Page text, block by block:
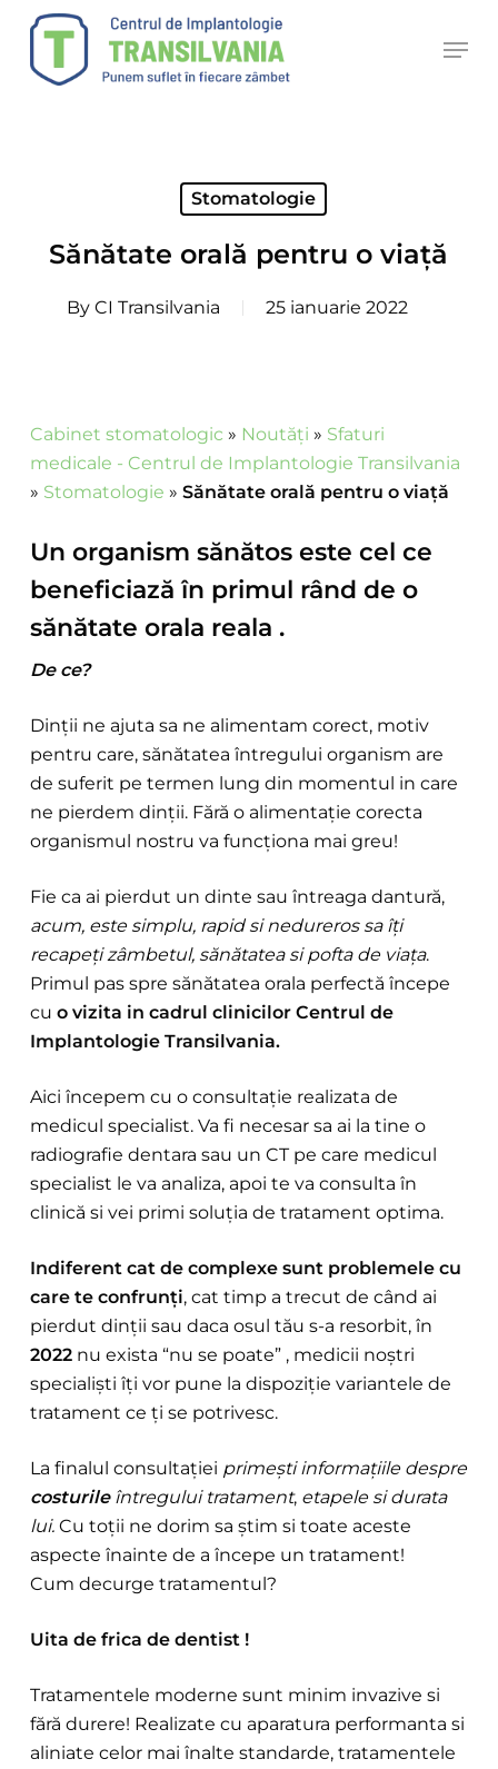
Skip
main
Stomatologie
Sănătate orală pentru o viață
By CI Transilvania 25 ianuarie 2022
Cabinet stomatologic » Noutăți » Sfaturi
medicale - Centrul de Implantologie Transilvania
» Stomatologie » Sănătate orală pentru o viață
Un organism sănătos este cel ce
beneficiază în primul rând de o
sănătate orala reala .
De ce?
Dinții ne ajuta sa ne alimentam corect, motiv
pentru care, sănătatea întregului organism are
de suferit pe termen lung din momentul in care
ne pierdem dinții. Fără o alimentație corecta
organismul nostru va funcționa mai greu!
Fie ca ai pierdut un dinte sau întreaga dantură,
acum, este simplu, rapid si nedureros sa îți
recapeți zâmbetul, sănătatea si pofta de viața.
Primul pas spre sănătatea orala perfectă începe
cu o vizita in cadrul clinicilor Centrul de
Implantologie Transilvania.
Aici începem cu o consultație realizata de
medicul specialist. Va fi necesar sa ai la tine o
radiografie dentara sau un CT pe care medicul
specialist le va analiza, apoi te va consulta în
clinică si vei primi soluția de tratament optima.
Indiferent cat de complexe sunt problemele cu
care te confrunți, cat timp a trecut de când ai
pierdut dinții sau daca osul tău s-a resorbit, în
2022nu exista “nu se poate” , medicii noștri
specialiști îți vor pune la dispoziție variantele de
tratament ce ți se potrivesc.
La finalul consultației primești informațiile despre
costurileîntregului tratament, etapele si durata
lui.Cu toții ne dorim sa știm si toate aceste
aspecte înainte de a începe un tratament!
Cum decurge tratamentul?
Uita de frica de dentist !
Tratamentele moderne sunt minim invazive si
fără durere! Realizate cu aparatura performanta si
aliniate celor mai înalte standarde, tratamentele